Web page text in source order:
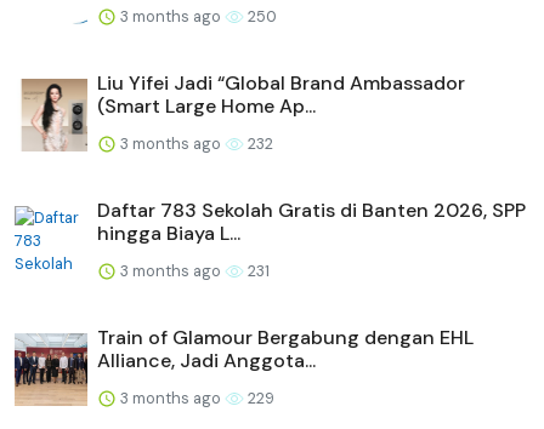
3 months ago 250
Liu Yifei Jadi “Global Brand Ambassador
(Smart Large Home Ap...
3 months ago 232
Daftar 783 Sekolah Gratis di Banten 2026, SPP
hingga Biaya L...
3 months ago 231
Train of Glamour Bergabung dengan EHL
Alliance, Jadi Anggota...
3 months ago 229